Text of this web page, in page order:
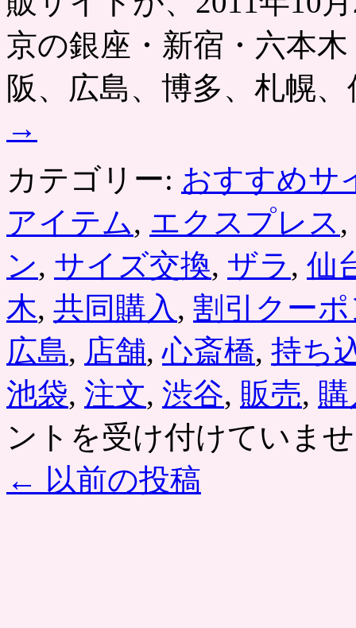
ル
も。
無
料
お
中、
ハ
ー
ッ
タ
ー
最
作
も
す
ぐ。
ク
ー
ポ
共
同
京の銀座・新宿・六本
阪、広島、博多、札幌
→
カテゴリー: おすすめサ
アイテム, エクスプレス,
ン, サイズ交換, ザラ , 仙
木, 共同購入 , 割引クー
広島, 店舗,心斎橋, 持ち
池袋, 注文, 渋谷, 販売,
ントを受け付けていま
← 以前の投稿